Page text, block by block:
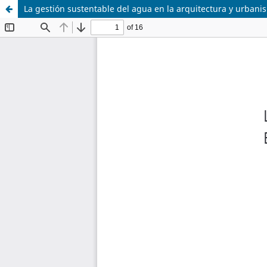
La gestión sustentable del agua en la arquitectura y